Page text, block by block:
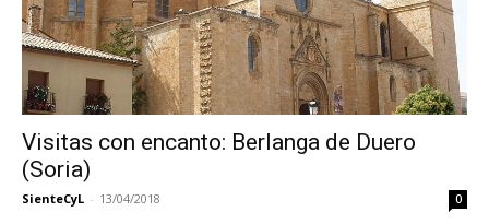
Visitas con encanto: Berlanga de Duero
(Soria)
SienteCyL - 13/04/2018 0